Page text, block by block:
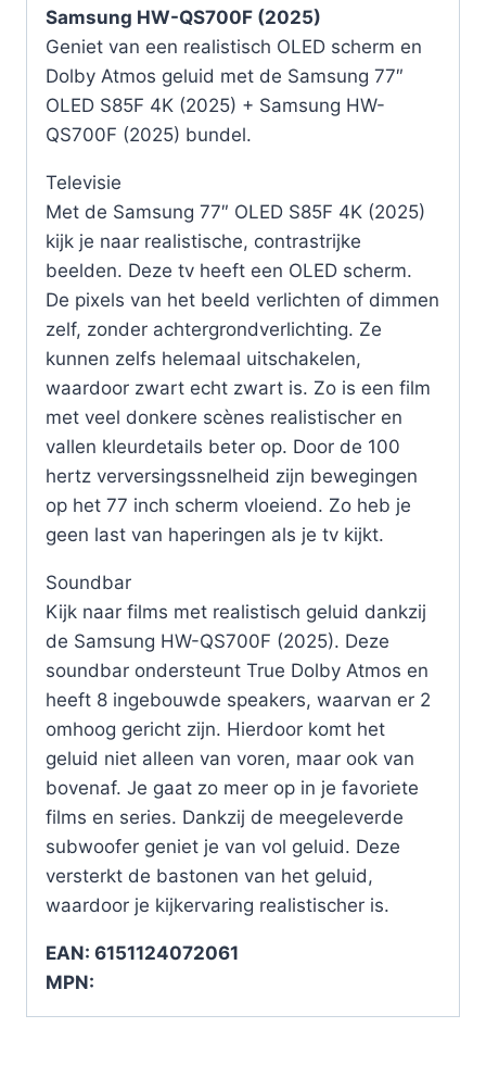
Samsung HW-QS700F (2025)
Geniet van een realistisch OLED scherm en
Dolby Atmos geluid met de Samsung 77″
OLED S85F 4K (2025) + Samsung HW-
QS700F (2025) bundel.
Televisie
Met de Samsung 77″ OLED S85F 4K (2025)
kijk je naar realistische, contrastrijke
beelden. Deze tv heeft een OLED scherm.
De pixels van het beeld verlichten of dimmen
zelf, zonder achtergrondverlichting. Ze
kunnen zelfs helemaal uitschakelen,
waardoor zwart echt zwart is. Zo is een film
met veel donkere scènes realistischer en
vallen kleurdetails beter op. Door de 100
hertz verversingssnelheid zijn bewegingen
op het 77 inch scherm vloeiend. Zo heb je
geen last van haperingen als je tv kijkt.
Soundbar
Kijk naar films met realistisch geluid dankzij
de Samsung HW-QS700F (2025). Deze
soundbar ondersteunt True Dolby Atmos en
heeft 8 ingebouwde speakers, waarvan er 2
omhoog gericht zijn. Hierdoor komt het
geluid niet alleen van voren, maar ook van
bovenaf. Je gaat zo meer op in je favoriete
films en series. Dankzij de meegeleverde
subwoofer geniet je van vol geluid. Deze
versterkt de bastonen van het geluid,
waardoor je kijkervaring realistischer is.
EAN: 6151124072061
MPN: